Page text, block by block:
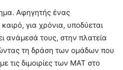
Αφηγητής ένας
για χρόνια, υποδύεται
ανάμεσά τους, στην πλατεία
τη δράση των ομάδων που
τις διμοιρίες των ΜΑΤ στο